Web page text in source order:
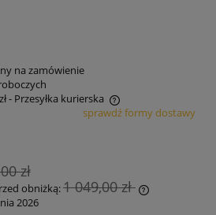
na zamówienie
- Przesyłka kurierska
kosztów płatności
sprawdź formy dostawy
zł
obniżką:1 049,00 zł
2026